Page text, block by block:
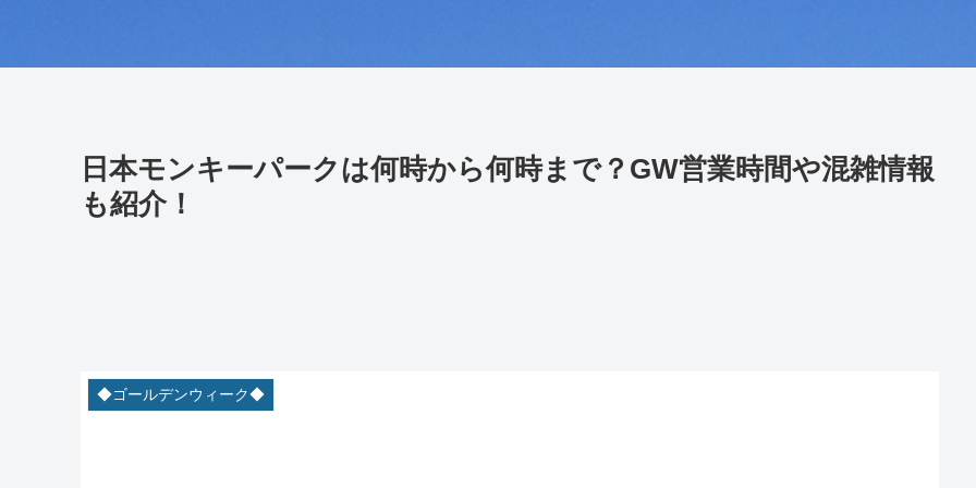
日本モンキーパークは何時から何時まで？GW営業時間や混雑情報
も紹介！
◆ゴールデンウィーク◆